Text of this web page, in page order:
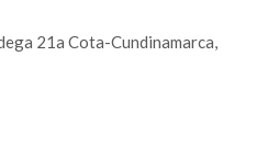
21a Cota-Cundinamarca,